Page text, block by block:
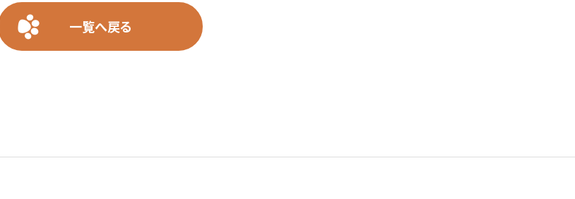
一覧へ戻る